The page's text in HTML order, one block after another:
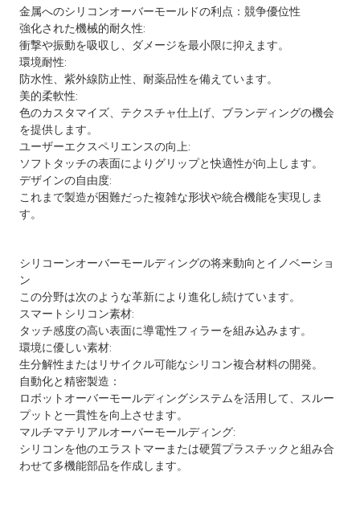
金属へのシリコンオーバーモールドの利点：競争優位性
強化された機械的耐久性:
衝撃や振動を吸収し、ダメージを最小限に抑えます。
環境耐性:
防水性、紫外線防止性、耐薬品性を備えています。
美的柔軟性:
色のカスタマイズ、テクスチャ仕上げ、ブランディングの機会
を提供します。
ユーザーエクスペリエンスの向上:
ソフトタッチの表面によりグリップと快適性が向上します。
デザインの自由度:
これまで製造が困難だった複雑な形状や統合機能を実現しま
す。
シリコーンオーバーモールディングの将来動向とイノベーショ
ン
この分野は次のような革新により進化し続けています。
スマートシリコン素材:
タッチ感度の高い表面に導電性フィラーを組み込みます。
環境に優しい素材:
生分解性またはリサイクル可能なシリコン複合材料の開発。
自動化と精密製造：
ロボットオーバーモールディングシステムを活用して、スルー
プットと一貫性を向上させます。
マルチマテリアルオーバーモールディング:
シリコンを他のエラストマーまたは硬質プラスチックと組み合
わせて多機能部品を作成します。